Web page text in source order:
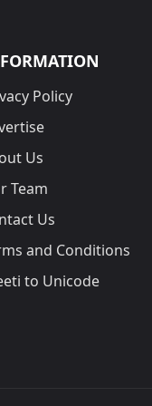
Policy
Us
Team
Us
and Conditions
to Unicode